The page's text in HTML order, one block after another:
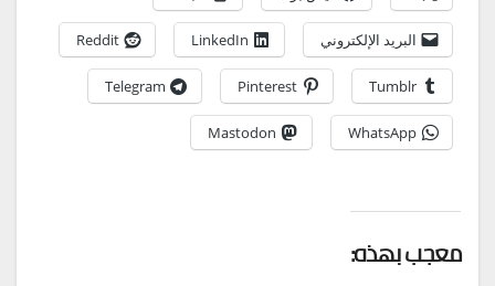
البريد الإلكتروني LinkedIn
Reddit
Tumblr
Pinterest
Telegram
WhatsApp
Mastodon
معجب بهذه: